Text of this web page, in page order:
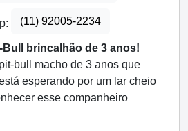
(11) 92005-2234
brincalhão de 3 anos!
bull macho de 3 anos que
esperando por um lar cheio
esse companheiro